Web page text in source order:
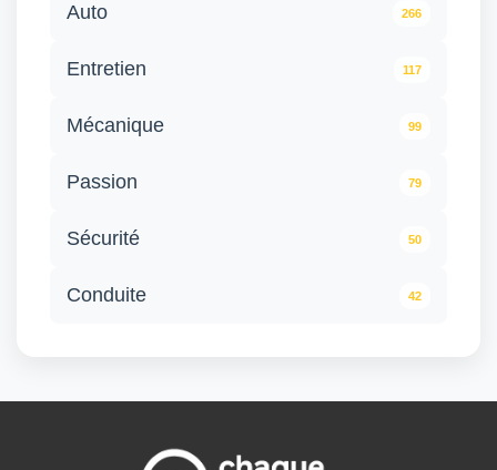
Auto 266
Entretien 117
Mécanique 99
Passion 79
Sécurité 50
Conduite 42